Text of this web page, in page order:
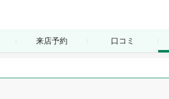
来店予約 口コミ